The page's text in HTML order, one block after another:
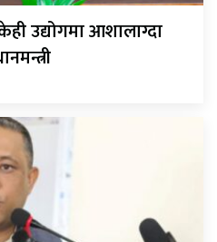
उद्योगमा आशालाग्दा